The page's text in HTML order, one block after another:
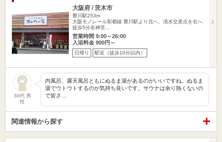
大阪府 / 茨木市
豊川駅253m
大阪モノレール彩都線 豊川駅より北へ、清水交差点を右へ
徒歩5分名神茨…
営業時間 9:00～26:00
入浴料金 900円～
日帰り 駅近（徒歩10分以内）
30代 男
性
内風呂、露天風呂ともにぬるま湯があるのがいいですね。ぬるま
湯でウトウトするのが気持ち良いです。サウナは余り熱くないの
で皆さ…
関連情報から探す